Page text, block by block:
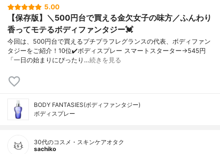
5.00
【保存版】＼500円台で買える金欠女子の味方／ふんわり
香ってモテるボディファンタジー💓
今回は、500円台で買えるプチプラフレグランスの代表、ボディファン
タジーをご紹介！10位✔️ボディスプレー スマートスターター→545円
「一日の始まりにぴったり…続きを見る
BODY FANTASIES(ボディファンタジー)
ボディスプレー
30代のコスメ・スキンケアオタク
sachiko